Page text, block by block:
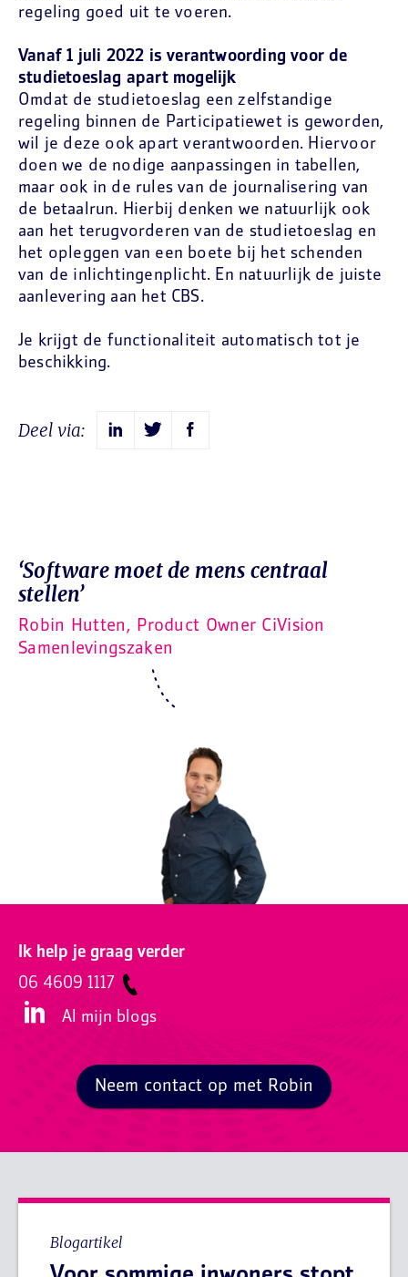
regeling goed uit te voeren.
Vanaf 1 juli 2022 is verantwoording voor de
studietoeslag apart mogelijk
Omdat de studietoeslag een zelfstandige
regeling binnen de Participatiewet is geworden,
wil je deze ook apart verantwoorden. Hiervoor
doen we de nodige aanpassingen in tabellen,
maar ook in de rules van de journalisering van
de betaalrun. Hierbij denken we natuurlijk ook
aan het terugvorderen van de studietoeslag en
het opleggen van een boete bij het schenden
van de inlichtingenplicht. En natuurlijk de juiste
aanlevering aan het CBS.
Je krijgt de functionaliteit automatisch tot je
beschikking.
Deel via:
‘Software moet de mens centraal
stellen’
Robin Hutten, Product Owner CiVision
Samenlevingszaken
Ik help je graag verder
06 4609 1117
Al mijn blogs
Neem contact op met Robin
Blogartikel